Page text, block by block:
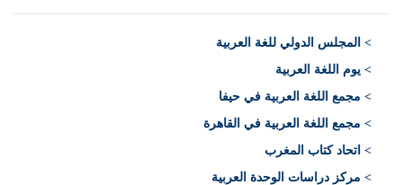
> المجلس الدولي للغة العربية
> يوم اللغة العربية
> مجمع اللغة العربية في حيفا
> مجمع اللغة العربية في القاهرة
> اتحاد كتاب المغرب
> مركز دراسات الوحدة العربية